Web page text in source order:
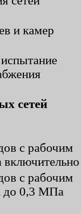
и камер
сетей
с рабочим
с рабочим
до 0,3 МПа